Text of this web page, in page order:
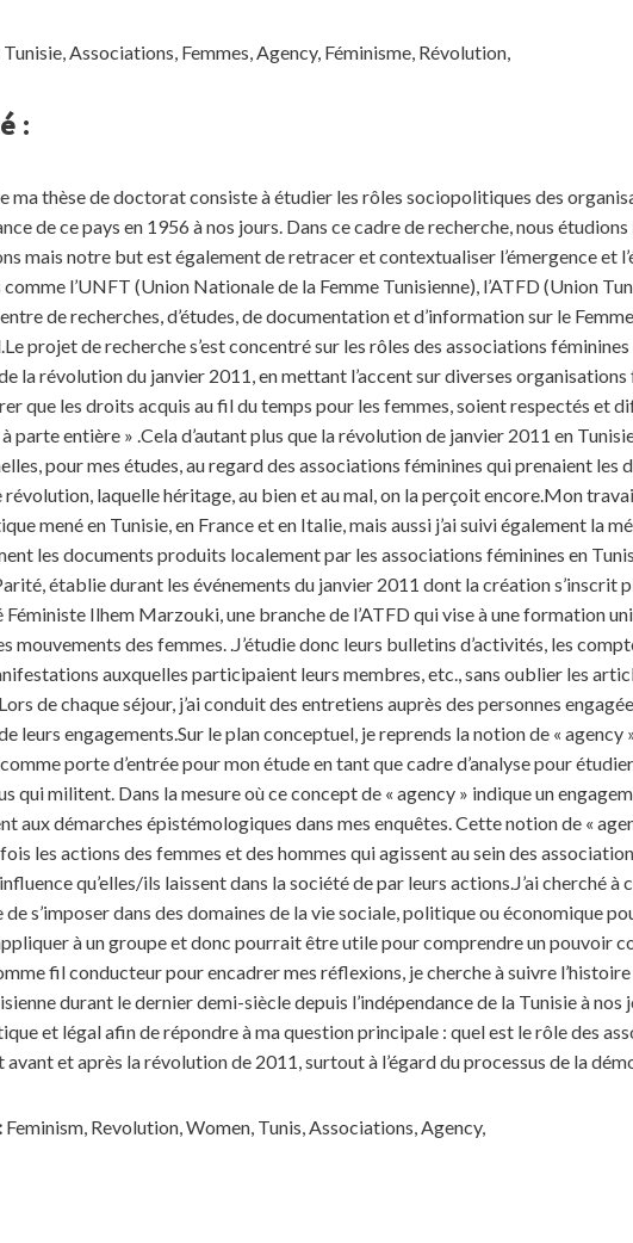
Tunisie, Associations, Femmes, Agency, Féminisme, Révolution,
:
ma thèse de doctorat consiste à étudier les rôles sociopolitiques des
de ce pays en 1956 à nos jours. Dans ce cadre de recherche, nous
mais notre but est également de retracer et contextualiser l’émergence et
l’UNFT (Union Nationale de la Femme Tunisienne), l’ATFD (Union
de recherches, d’études, de documentation et d’information sur le
projet de recherche s’est concentré sur les rôles des associations
la révolution du janvier 2011, en mettant l’accent sur diverses
que les droits acquis au fil du temps pour les femmes, soient respectés et
parte entière » .Cela d’autant plus que la révolution de janvier 2011 en
pour mes études, au regard des associations féminines qui prenaient les
laquelle héritage, au bien et au mal, on la perçoit encore.Mon
mené en Tunisie, en France et en Italie, mais aussi j’ai suivi également la
les documents produits localement par les associations féminines en
établie durant les événements du janvier 2011 dont la création s’inscrit
Féministe Ilhem Marzouki, une branche de l’ATFD qui vise à une formation
mouvements des femmes. .J’étudie donc leurs bulletins d’activités, les
auxquelles participaient leurs membres, etc., sans oublier les
de chaque séjour, j’ai conduit des entretiens auprès des personnes
leurs engagements.Sur le plan conceptuel, je reprends la notion de «
porte d’entrée pour mon étude en tant que cadre d’analyse pour
qui militent. Dans la mesure où ce concept de « agency » indique un
aux démarches épistémologiques dans mes enquêtes. Cette notion de «
les actions des femmes et des hommes qui agissent au sein des
qu’elles/ils laissent dans la société de par leurs actions.J’ai cherché
de s’imposer dans des domaines de la vie sociale, politique ou économique
à un groupe et donc pourrait être utile pour comprendre un pouvoir
fil conducteur pour encadrer mes réflexions, je cherche à suivre
durant le dernier demi-siècle depuis l’indépendance de la Tunisie à nos
et légal afin de répondre à ma question principale : quel est le rôle des
et après la révolution de 2011, surtout à l’égard du processus de la
Feminism, Revolution, Women, Tunis, Associations, Agency,